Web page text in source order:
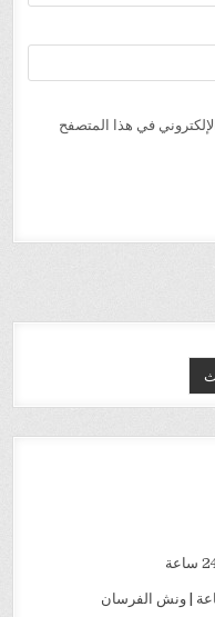
في هذا المتصفح